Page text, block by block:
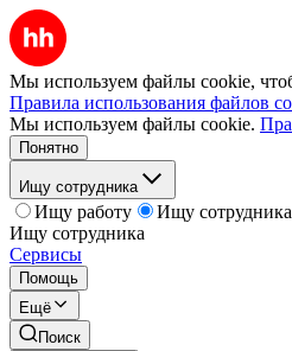
Мы используем файлы cookie,
Правила использования файлов
Мы используем файлы cookie.
Понятно
Ищу сотрудника
Ищу работу
Ищу сотрудника
Ищу сотрудника
Сервисы
Помощь
Ещё
Поиск